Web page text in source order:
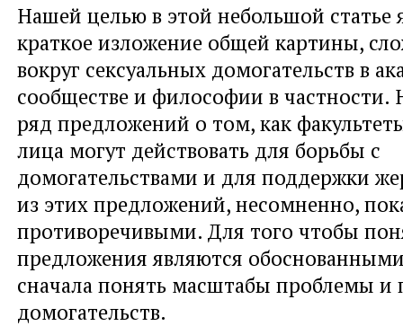
Нашей целью в этой небольшой статье
краткое изложение общей картины,
вокруг сексуальных домогательств в
сообществе и философии в
ряд предложений о том, как
лица могут действовать для борьбы с
домогательствами и для поддержки
из этих предложений, несомненно,
противоречивыми. Для того чтобы
предложения являются
сначала понять масштабы проблемы и
домогательств.